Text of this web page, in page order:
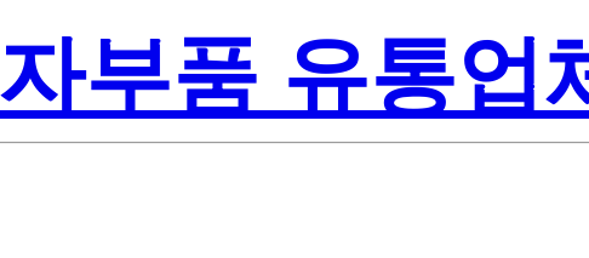
부품 유통업